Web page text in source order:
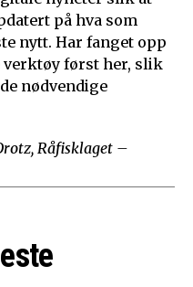
på hva som
nytt. Har fanget opp
først her, slik
nødvendige
Råfisklaget –